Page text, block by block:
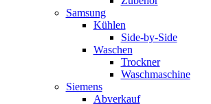
Samsung
Kühlen
Side-by-Side
Waschen
Trockner
Waschmaschine
Siemens
Abverkauf